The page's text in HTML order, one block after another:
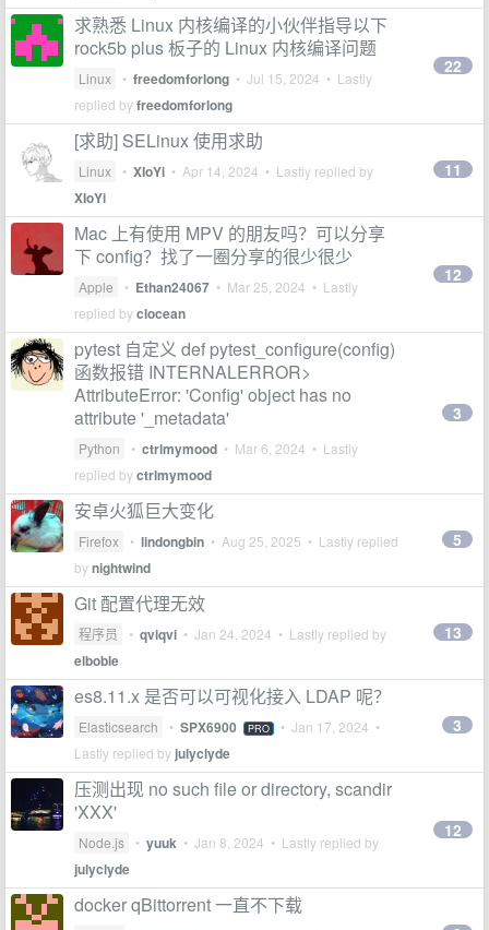
求熟悉 Linux 内核编译的小伙伴指导以下
rock5b plus 板子的 Linux 内核编译问题
Linux • freedomforlong • Jul 15, 2024 • Lastly
replied byfreedomforlong
22
[求助] SELinux 使用求助
Linux • XIoYi • Apr 14, 2024 • Lastly replied by
XIoYi
11
Mac 上有使用 MPV 的朋友吗？可以分享
下 config？找了一圈分享的很少很少
Apple • Ethan24067 • Mar 25, 2024 • Lastly
replied byclocean
12
pytest 自定义 def pytest_configure(config)
函数报错 INTERNALERROR>
AttributeError: 'Config' object has no
attribute '_metadata'
Python • ctrlmymood • Mar 6, 2024 • Lastly
replied byctrlmymood
3
安卓火狐巨大变化
Firefox • lindongbin • Aug 25, 2025 • Lastly replied
bynightwind
5
Git 配置代理无效
程序员 • qviqvi • Jan 24, 2024 • Lastly replied by
elboble
13
es8.11.x 是否可以可视化接入 LDAP 呢？
Elasticsearch • SPX6900 PRO • Jan 17, 2024 •
Lastly replied by julyclyde
3
压测出现 no such file or directory, scandir
'XXX'
Node.js • yuuk • Jan 8, 2024 • Lastly replied by
julyclyde
12
docker qBittorrent 一直不下载